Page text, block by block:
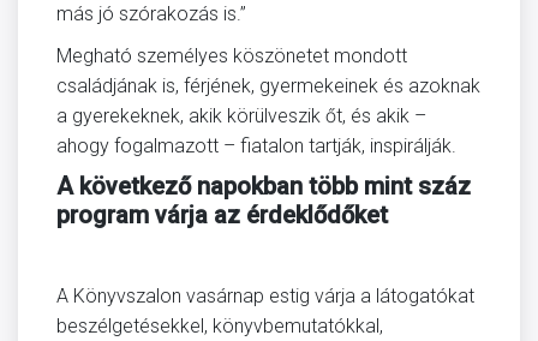
más jó szórakozás is.”
Megható személyes köszönetet mondott
családjának is, férjének, gyermekeinek és azoknak
a gyerekeknek, akik körülveszik őt, és akik –
ahogy fogalmazott – fiatalon tartják, inspirálják.
A következő napokban több mint száz
program várja az érdeklődőket
A Könyvszalon vasárnap estig várja a látogatókat
beszélgetésekkel, könyvbemutatókkal,